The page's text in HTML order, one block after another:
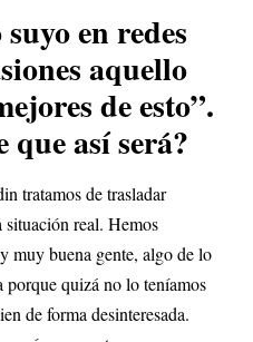
en redes
aquello
de esto”.
que así será?
tratamos de trasladar
real. Hemos
muy buena gente, algo de lo
porque quizá no lo teníamos
de forma desinteresada.